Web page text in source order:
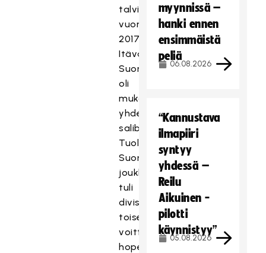
talvimaailmankisoissa
vuonna
2017
Itävallassa
Suomella
oli
mukana
yhdeksän
salibandypelaajaa.
Tuolloin
Suomen
joukkue
tuli
divisioonassaan
toiseksi
voittaen
hopeaa.
myynnissä –
hanki ennen
ensimmäistä
peliä
06.08.2026
“Kannustava
ilmapiiri
syntyy
yhdessä –
Reilu
Aikuinen -
pilotti
käynnistyy”
05.08.2026